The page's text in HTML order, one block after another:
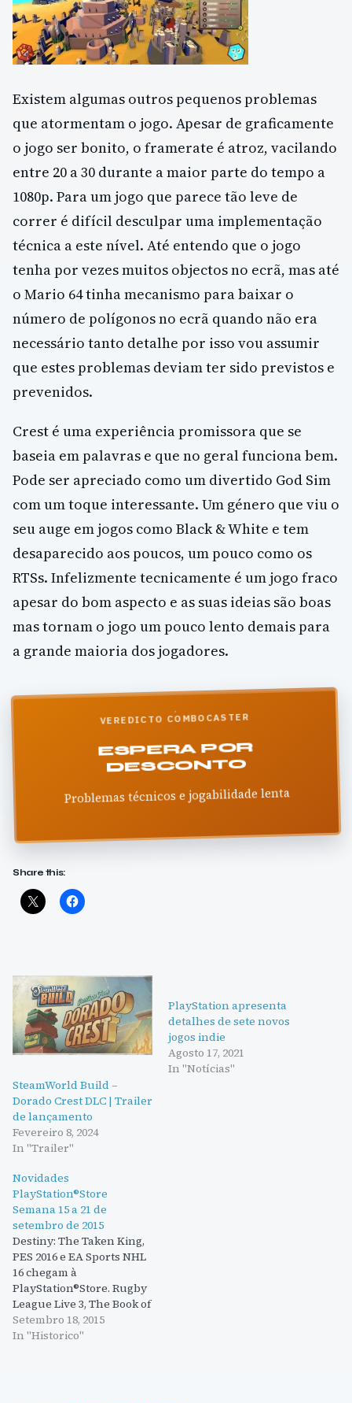
Existem algumas outros pequenos problemas
que atormentam o jogo. Apesar de graficamente
o jogo ser bonito, o framerate é atroz, vacilando
entre 20 a 30 durante a maior parte do tempo a
1080p. Para um jogo que parece tão leve de
correr é difícil desculpar uma implementação
técnica a este nível. Até entendo que o jogo
tenha por vezes muitos objectos no ecrã, mas até
o Mario 64 tinha mecanismo para baixar o
número de polígonos no ecrã quando não era
necessário tanto detalhe por isso vou assumir
que estes problemas deviam ter sido previstos e
prevenidos.
Crest é uma experiência promissora que se
baseia em palavras e que no geral funciona bem.
Pode ser apreciado como um divertido God Sim
com um toque interessante. Um género que viu o
seu auge em jogos como Black & White e tem
desaparecido aos poucos, um pouco como os
RTSs. Infelizmente tecnicamente é um jogo fraco
apesar do bom aspecto e as suas ideias são boas
mas tornam o jogo um pouco lento demais para
a grande maioria dos jogadores.
VEREDICTO COMBOCASTER
ESPERA POR
DESCONTO
Problemas técnicos e jogabilidade lenta
Share this:
SteamWorld Build –
Dorado Crest DLC | Trailer
de lançamento
Fevereiro 8, 2024
In "Trailer"
PlayStation apresenta
detalhes de sete novos
jogos indie
Agosto 17, 2021
In "Notícias"
Novidades
PlayStation®Store
Semana 15 a 21 de
setembro de 2015
Destiny: The Taken King,
PES 2016 e EA Sports NHL
16 chegam à
PlayStation®Store. Rugby
League Live 3, The Book of
Unwritten Tales 2 e
Xblaze Code: Embryo
Setembro 18, 2015
In "Historico"